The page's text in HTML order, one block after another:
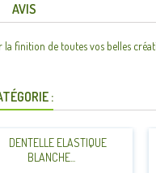
AVIS
la finition de toutes vos belles
: